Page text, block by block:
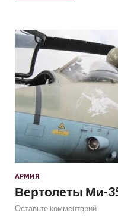
АРМИЯ
Вертолеты Ми-
Оставьте комментарий